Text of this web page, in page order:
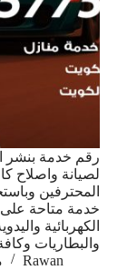
رقم خدمة بنشر
لصيانة واصلاح
المحترفين
خدمة متاحة على
الكهربائية
والبطاريات
Rawan